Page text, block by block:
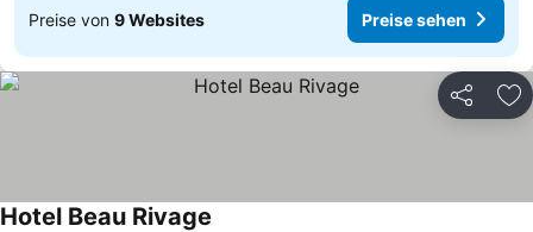
Preise von 9 Websites Preise sehen
Teilen
Hotel Beau Rivage